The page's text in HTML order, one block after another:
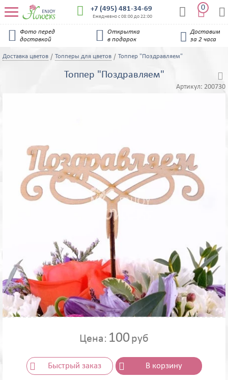
 +7 (495) 481-34-69
Ежедневно с 08:00 до 22:00  
0 

Фото перед
доставкой

Открытка
в подарок

Доставим
за 2 часа
Доставка цветов Топперы для цветов Топпер "Поздравляем"
Топпер "Поздравляем"
Артикул: 200730
Цена: 100руб
Быстрый заказ В корзину
